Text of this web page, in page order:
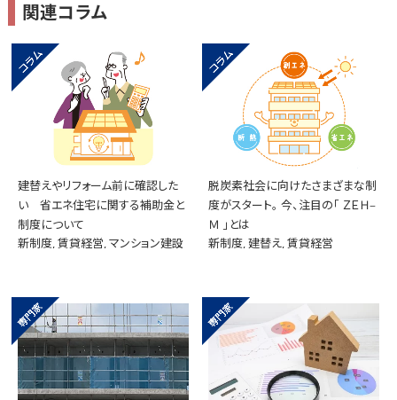
関連コラム
建替えやリフォーム前に確認した
い 省エネ住宅に関する補助金と
制度について
新制度, 賃貸経営, マンション建設
脱炭素社会に向けたさまざまな制
度がスタート。 今、注目の「 ＺＥＨ‒
Ｍ 」とは
新制度, 建替え, 賃貸経営